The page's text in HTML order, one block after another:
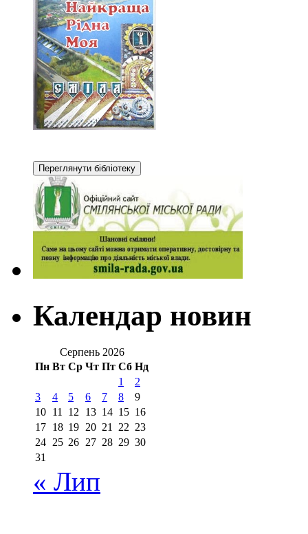
Календар новин
Серпень 2026
Пн Вт Ср Чт Пт Сб Нд
1
2
3
4 5 6 7 8
9
10 11 12 13 14 15 16
17 18 19 20 21 22 23
24 25 26 27 28 29 30
31
« Лип